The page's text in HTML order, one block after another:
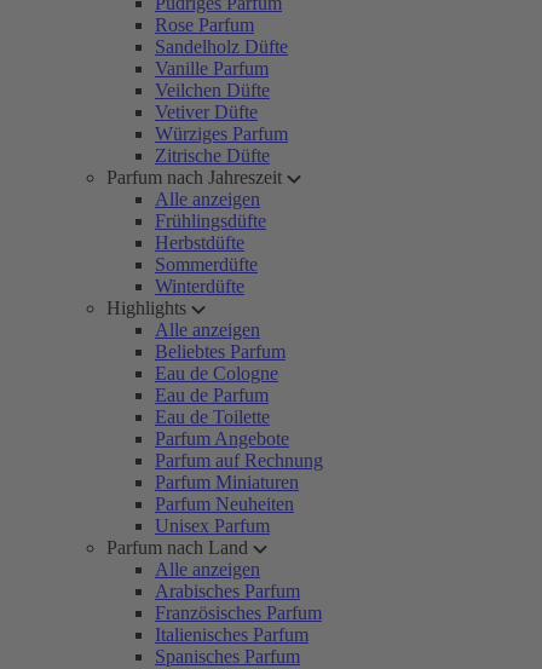
Rose Parfum
Sandelholz Düfte
Vanille Parfum
Veilchen Düfte
Vetiver Düfte
Würziges Parfum
Zitrische Düfte
Parfum nach Jahreszeit
Alle anzeigen
Frühlingsdüfte
Herbstdüfte
Sommerdüfte
Winterdüfte
Highlights
Alle anzeigen
Beliebtes Parfum
Eau de Cologne
Eau de Parfum
Eau de Toilette
Parfum Angebote
Parfum auf Rechnung
Parfum Miniaturen
Parfum Neuheiten
Unisex Parfum
Parfum nach Land
Alle anzeigen
Arabisches Parfum
Französisches Parfum
Italienisches Parfum
Spanisches Parfum